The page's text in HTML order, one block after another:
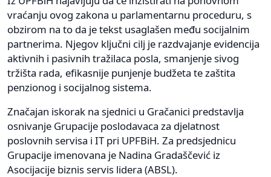
vraćanju ovog zakona u parlamentarnu proceduru, s
obzirom na to da je tekst usaglašen među socijalnim
partnerima. Njegov ključni cilj je razdvajanje evidencija
aktivnih i pasivnih tražilaca posla, smanjenje sivog
tržišta rada, efikasnije punjenje budžeta te zaštita
penzionog i socijalnog sistema.
Značajan iskorak na sjednici u Gračanici predstavlja
osnivanje Grupacije poslodavaca za djelatnost
poslovnih servisa i IT pri UPFBiH. Za predsjednicu
Grupacije imenovana je Nadina Gradaščević iz
Asocijacije biznis servis lidera (ABSL).